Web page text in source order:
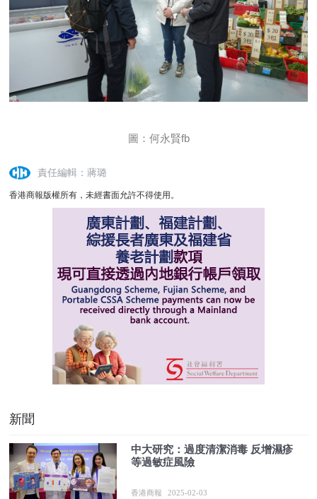
圖：何永賢fb
責任編輯：蔣璐
香港商報版權所有，未經書面允許不得使用。
新聞
中大研究：過度清潔消毒 反增濕疹
等過敏症風險
香港商報 2025-02-03